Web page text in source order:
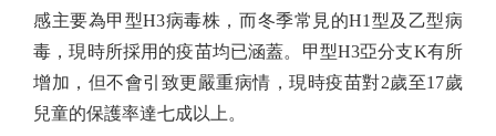
感主要為甲型H3病毒株，而冬季常見的H1型及乙型病
毒，現時所採用的疫苗均已涵蓋。甲型H3亞分支K有所
增加，但不會引致更嚴重病情，現時疫苗對2歲至17歲
兒童的保護率達七成以上。